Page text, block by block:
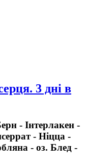
3 дні в
- Інтерлакен -
- Ніцца -
- оз. Блед -